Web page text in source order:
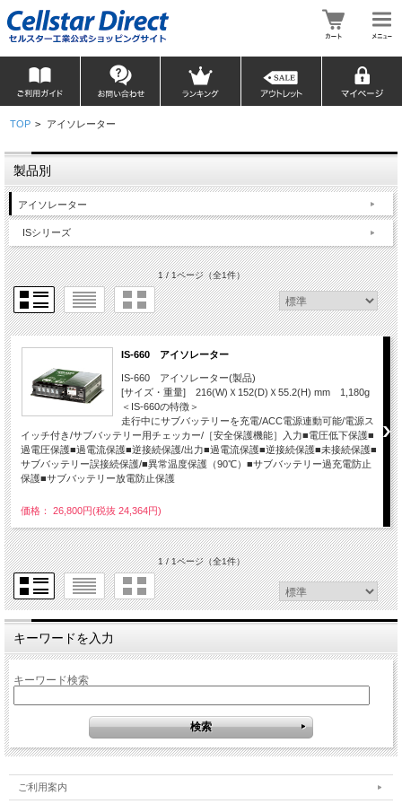
TOP > アイソレーター
製品別
アイソレーター
ISシリーズ
1 / 1ページ（全1件）
IS-660 アイソレーター
IS-660 アイソレーター(製品)
[サイズ・重量] 216(W)Ｘ152(D)Ｘ55.2(H) mm 1,180g
＜IS-660の特徴＞
走行中にサブバッテリーを充電/ACC電源連動可能/電源ス
イッチ付き/サブバッテリー用チェッカー/［安全保護機能］入力■電圧低下保護■
過電圧保護■過電流保護■逆接続保護/出力■過電流保護■逆接続保護■未接続保護■
サブバッテリー誤接続保護/■異常温度保護（90℃）■サブバッテリー過充電防止
保護■サブバッテリー放電防止保護
価格： 26,800円(税抜 24,364円)
1 / 1ページ（全1件）
キーワードを入力
キーワード検索
ご利用案内